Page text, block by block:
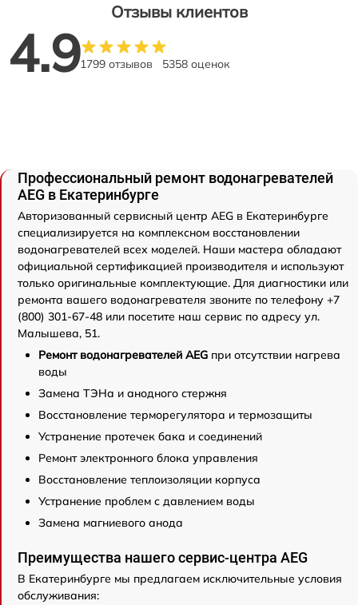
Отзывы клиентов
4.91799 отзывов 5358 оценок
Профессиональный ремонт водонагревателей
AEG в Екатеринбурге
Авторизованный сервисный центр AEG в Екатеринбурге
специализируется на комплексном восстановлении
водонагревателей всех моделей. Наши мастера обладают
официальной сертификацией производителя и используют
только оригинальные комплектующие. Для диагностики или
ремонта вашего водонагревателя звоните по телефону +7
(800) 301-67-48 или посетите наш сервис по адресу ул.
Малышева, 51.
Ремонт водонагревателей AEG при отсутствии нагрева
воды
Замена ТЭНа и анодного стержня
Восстановление терморегулятора и термозащиты
Устранение протечек бака и соединений
Ремонт электронного блока управления
Восстановление теплоизоляции корпуса
Устранение проблем с давлением воды
Замена магниевого анода
Преимущества нашего сервис-центра AEG
В Екатеринбурге мы предлагаем исключительные условия
обслуживания: